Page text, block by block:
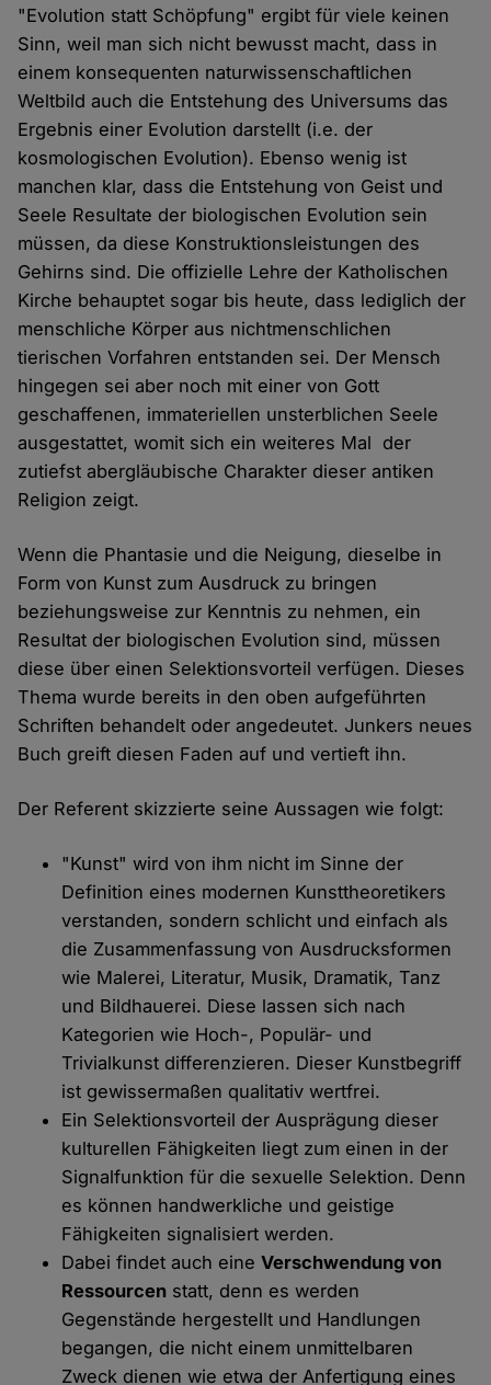
"Evolution statt Schöpfung" ergibt für viele keinen
Sinn, weil man sich nicht bewusst macht, dass in
einem konsequenten naturwissenschaftlichen
Weltbild auch die Entstehung des Universums das
Ergebnis einer Evolution darstellt (i.e. der
kosmologischen Evolution). Ebenso wenig ist
manchen klar, dass die Entstehung von Geist und
Seele Resultate der biologischen Evolution sein
müssen, da diese Konstruktionsleistungen des
Gehirns sind. Die offizielle Lehre der Katholischen
Kirche behauptet sogar bis heute, dass lediglich der
menschliche Körper aus nichtmenschlichen
tierischen Vorfahren entstanden sei. Der Mensch
hingegen sei aber noch mit einer von Gott
geschaffenen, immateriellen unsterblichen Seele
ausgestattet, womit sich ein weiteres Mal der
zutiefst abergläubische Charakter dieser antiken
Religion zeigt.
Wenn die Phantasie und die Neigung, dieselbe in
Form von Kunst zum Ausdruck zu bringen
beziehungsweise zur Kenntnis zu nehmen, ein
Resultat der biologischen Evolution sind, müssen
diese über einen Selektionsvorteil verfügen. Dieses
Thema wurde bereits in den oben aufgeführten
Schriften behandelt oder angedeutet. Junkers neues
Buch greift diesen Faden auf und vertieft ihn.
Der Referent skizzierte seine Aussagen wie folgt:
"Kunst" wird von ihm nicht im Sinne der
Definition eines modernen Kunsttheoretikers
verstanden, sondern schlicht und einfach als
die Zusammenfassung von Ausdrucksformen
wie Malerei, Literatur, Musik, Dramatik, Tanz
und Bildhauerei. Diese lassen sich nach
Kategorien wie Hoch-, Populär- und
Trivialkunst differenzieren. Dieser Kunstbegriff
ist gewissermaßen qualitativ wertfrei.
Ein Selektionsvorteil der Ausprägung dieser
kulturellen Fähigkeiten liegt zum einen in der
Signalfunktion für die sexuelle Selektion. Denn
es können handwerkliche und geistige
Fähigkeiten signalisiert werden.
Dabei findet auch eineVerschwendung von
Ressourcen statt, denn es werden
Gegenstände hergestellt und Handlungen
begangen, die nicht einem unmittelbaren
Zweck dienen wie etwa der Anfertigung eines